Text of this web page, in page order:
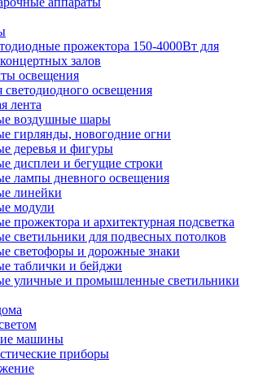
прожектора 150-4000Вт для
залов
освещения
освещения
лента
воздушные шары
гирлянды, новогодние огни
деревья и фигуры
дисплеи и бегущие строки
лампы дневного освещения
линейки
модули
прожектора и архитектурная подсветка
светильники для подвесных потолков
светофоры и дорожные знаки
таблички и бейджи
уличные и промышленные светильники
машины
приборы